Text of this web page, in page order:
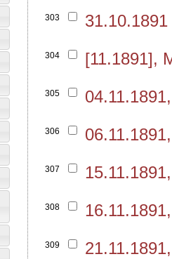
303
304 [11.1891],
305
306
307
308
309